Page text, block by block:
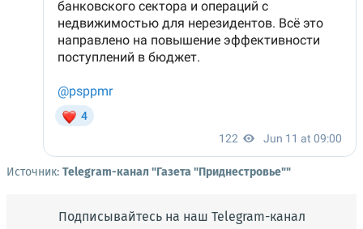
Источник: Telegram-канал "Газета "Приднестровье""
Подписывайтесь на наш Telegram-канал